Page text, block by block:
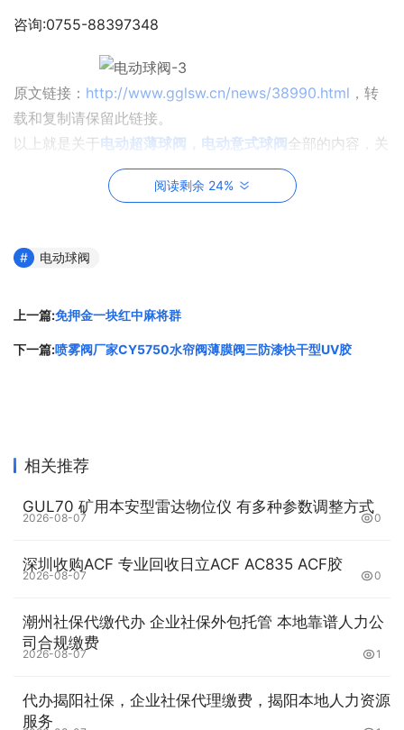
咨询:0755-88397348
原文链接： http://www.gglsw.cn/news/38990.html ，转
载和复制请保留此链接。
以上就是关于电动超薄球阀，电动意式球阀全部的内容，关
注我们，带您了解更多相关内容。
阅读剩余 24%
电动球阀
上一篇:免押金一块红中麻将群
下一篇:喷雾阀厂家CY5750水帘阀薄膜阀三防漆快干型UV胶
相关推荐
GUL70 矿用本安型雷达物位仪 有多种参数调整方式
2026-08-07 0
深圳收购ACF 专业回收日立ACF AC835 ACF胶
2026-08-07 0
潮州社保代缴代办 企业社保外包托管 本地靠谱人力公
司合规缴费
2026-08-07 1
代办揭阳社保，企业社保代理缴费，揭阳本地人力资源
服务